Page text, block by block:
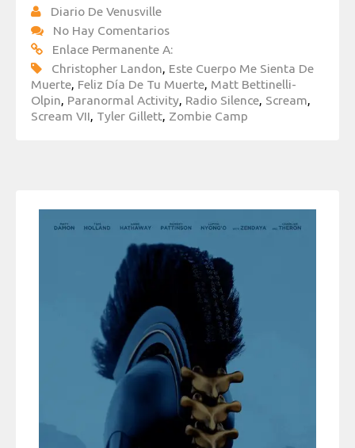
Diario De Venusville
No Hay Comentarios
Enlace Permanente A:
Christopher Landon, Este Cuerpo Me Sienta De
Muerte, Feliz Día De Tu Muerte, Matt Bettinelli-
Olpin, Paranormal Activity, Radio Silence, Scream,
Scream VII, Tyler Gillett, Zombie Camp